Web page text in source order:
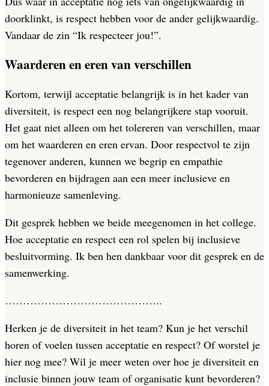
doorklinkt, is respect hebben voor de ander gelijkwaardig.
Vandaar de zin “Ik respecteer jou!”.
Waarderen en eren van verschillen
Kortom, terwijl acceptatie belangrijk is in het kader van
diversiteit, is respect een nog belangrijkere stap vooruit.
Het gaat niet alleen om het tolereren van verschillen, maar
om het waarderen en eren ervan. Door respectvol te zijn
tegenover anderen, kunnen we begrip en empathie
bevorderen en bijdragen aan een meer inclusieve en
harmonieuze samenleving.
Dit gesprek hebben we beide meegenomen in het college.
Hoe acceptatie en respect een rol spelen bij inclusieve
besluitvorming. Ik ben hen dankbaar voor dit gesprek en de
samenwerking.
……………………………………..
Herken je de diversiteit in het team? Kun je het verschil
horen of voelen tussen acceptatie en respect? Of worstel je
hier nog mee? Wil je meer weten over hoe je diversiteit en
inclusie binnen jouw team of organisatie kunt bevorderen?